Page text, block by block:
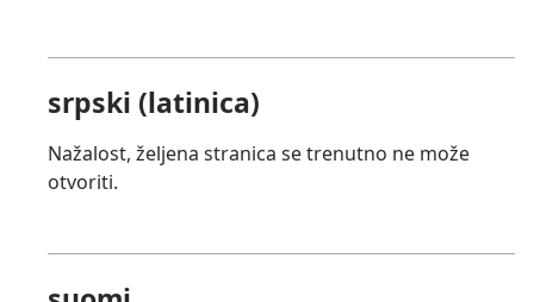
srpski (latinica)
Nažalost, željena stranica se trenutno ne može
otvoriti.